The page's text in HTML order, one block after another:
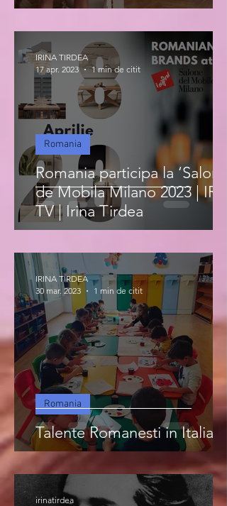
Romania participa la ‘Salonul
de Mobila Milano 2023 | IRIS
TV | Irina Tirdea
Romania
IRINA TIRDEA
17 apr. 2023
1 min de citit
Talente Romanesti in Italia
Romania
IRINA TIRDEA
30 mar. 2023
1 min de citit
irinatirdea